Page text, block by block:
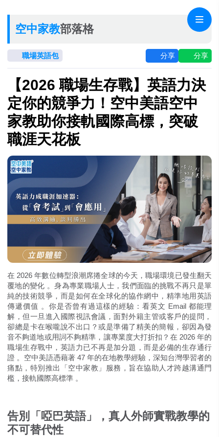
空中家教部落格
職場英語包 分享 分享
【2026 職場生存戰】英語力決
定你的競爭力！空中美語空中
家教助你接軌國際高標，突破
職涯天花板
在 2026 年數位轉型浪潮席捲全球的今天，職場環境已發生翻天
覆地的變化 。身為專業職場人士，我們面臨的挑戰不再只是單
純的技術競爭，而是如何在全球化的協作網中，精準地用英語
傳遞價值 。你是否曾有過這樣的經驗：看英文 Email 都能理
解，但一旦進入國際視訊會議，面對外籍主管或客戶的提問，
卻總是卡在喉嚨說不出口？或是準備了精美的簡報，卻因為發
音不夠道地或用詞不夠精準，讓專業度大打折扣？在 2026 年的
職場生存戰中，英語力已不再是加分題，而是必備的生存通行
證 。空中美語憑藉著 47 年的在地教學經驗，深知台灣學習者的
痛點，特別推出「空中家教」服務，旨在協助人才跨越溝通門
檻，接軌國際高標準 。
告別「啞巴英語」，真人外師實戰教學的
不可替代性